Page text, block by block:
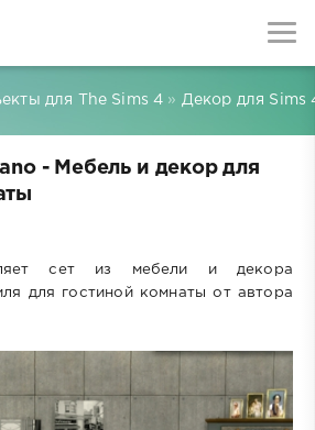
для The Sims 4 » Декор для Sims
- Мебель и декор для
сет из мебели и декора
для гостиной комнаты от автора